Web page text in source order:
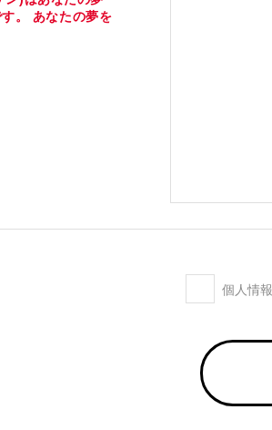
。 あなたの夢を
個人情